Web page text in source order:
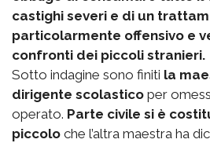
castighi severi e di un
particolarmente offensivo e
confronti dei piccoli stranieri.
Sotto indagine sono finiti la
dirigente scolastico per
operato. Parte civile si è
piccolo che l’altra maestra ha